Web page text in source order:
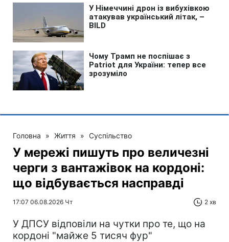
Головна » Життя » Суспільство
У мережі пишуть про величезні
черги з вантажівок на кордоні:
що відбувається насправді
17:07 06.08.2026 Чт 2 хв
У ДПСУ відповіли на чутки про те, що на
кордоні "майже 5 тисяч фур"